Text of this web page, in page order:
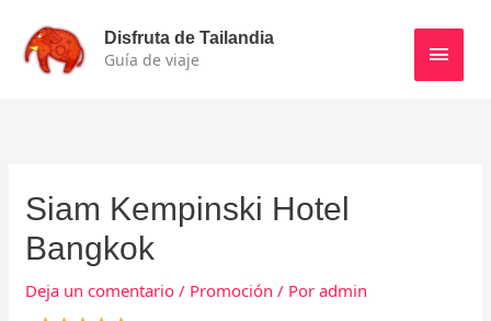
contenido
Disfruta de Tailandia
Guía de viaje
Menú
Siam Kempinski Hotel
Bangkok
Deja un comentario / Promoción / Poradmin